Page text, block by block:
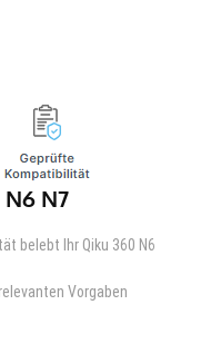
N7
belebt Ihr Qiku 360 N6
Vorgaben